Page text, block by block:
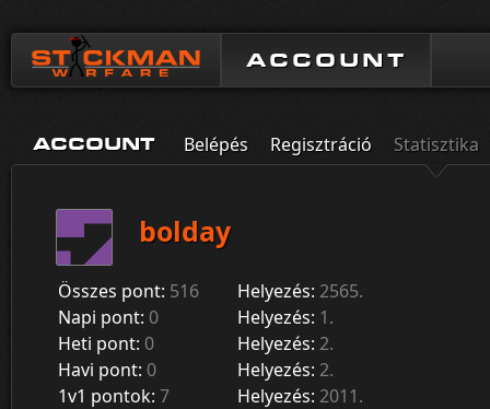
ACCOUNT
ACCOUNT Belépés Regisztráció Statisztika
bolday
Összes pont: 516 Helyezés: 2565.
Napi pont: 0 Helyezés: 1.
Heti pont: 0 Helyezés: 2.
Havi pont: 0 Helyezés: 2.
1v1 pontok: 7 Helyezés: 2011.